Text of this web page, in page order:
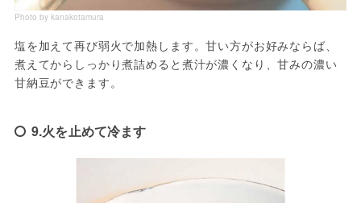
Photo by kanakotamura
塩を加えて再び弱火で加熱します。甘い方がお好みならば、
煮えてからしっかり煮詰めると煮汁が濃くなり、甘みの濃い
甘納豆ができます。
9.火を止めて冷ます